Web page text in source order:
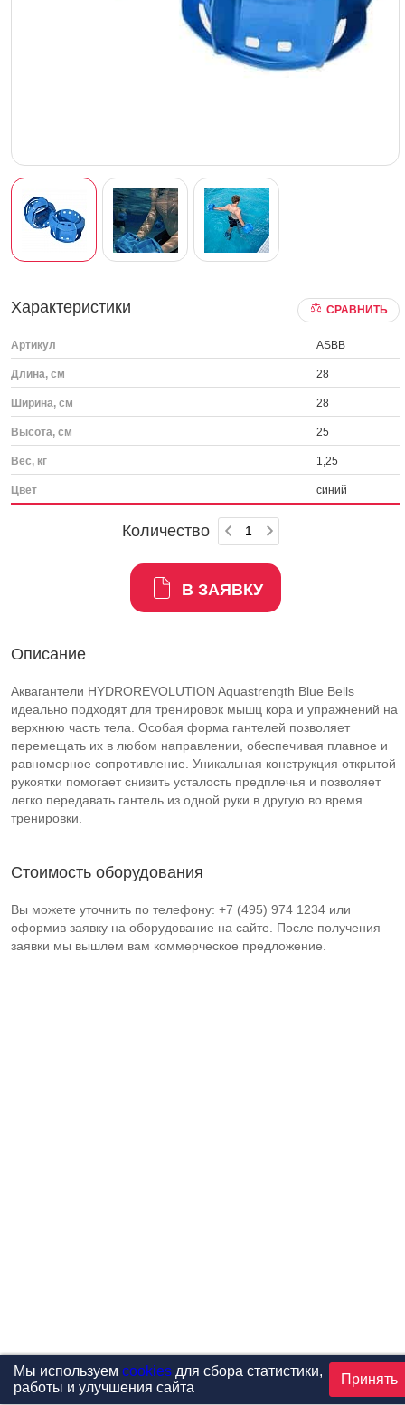
Характеристики СРАВНИТЬ
Артикул ASBB
Длина, см 28
Ширина, см 28
Высота, см 25
Вес, кг 1,25
Цвет синий
Количество
В ЗАЯВКУ
Описание
Аквагантели HYDROREVOLUTION Aquastrength Blue Bells
идеально подходят для тренировок мышц кора и упражнений на
верхнюю часть тела. Особая форма гантелей позволяет
перемещать их в любом направлении, обеспечивая плавное и
равномерное сопротивление. Уникальная конструкция открытой
рукоятки помогает снизить усталость предплечья и позволяет
легко передавать гантель из одной руки в другую во время
тренировки.
Стоимость оборудования
Вы можете уточнить по телефону: +7 (495) 974 1234 или
оформив заявку на оборудование на сайте. После получения
заявки мы вышлем вам коммерческое предложение.
Мы используем cookiesдля сбора статистики,
работы и улучшения сайта
Принять